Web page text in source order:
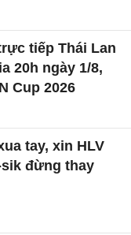
tiếp Thái Lan
20h ngày 1/8,
Cup 2026
tay, xin HLV
đừng thay